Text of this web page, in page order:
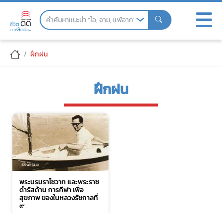
Skip
ฝึกฝน
ฝึกฝน
พระบรมราโชวาท และพระราช
ดำรัสด้าน การกีฬา เพื่อ
สุขภาพ ของในหลวงรัชกาลที่
๙